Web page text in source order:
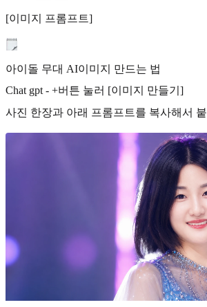
[이미지 프롬프트]
아이돌 무대 AI이미지 만드는 법
Chat gpt - +버튼 눌러 [이미지 만들기]
사진 한장과 아래 프롬프트를 복사해서